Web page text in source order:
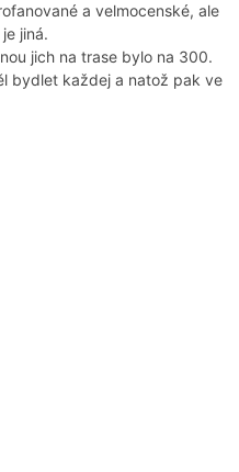
a velmocenské, ale
jiná.
jich na trase bylo na 300.
bydlet každej a natož pak ve